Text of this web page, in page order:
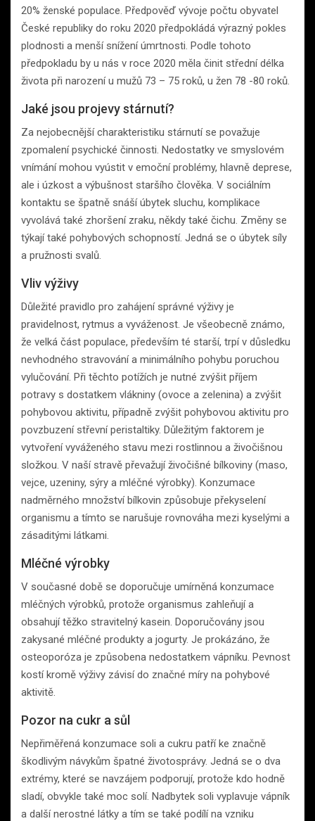
20% ženské populace. Předpověď vývoje počtu obyvatel
České republiky do roku 2020 předpokládá výrazný pokles
plodnosti a menší snížení úmrtnosti. Podle tohoto
předpokladu by u nás v roce 2020 měla činit střední délka
života při narození u mužů 73 – 75 roků, u žen 78 -80 roků.
Jaké jsou projevy stárnutí?
Za nejobecnější charakteristiku stárnutí se považuje
zpomalení psychické činnosti. Nedostatky ve smyslovém
vnímání mohou vyústit v emoční problémy, hlavně deprese,
ale i úzkost a výbušnost staršího člověka. V sociálním
kontaktu se špatně snáší úbytek sluchu, komplikace
vyvolává také zhoršení zraku, někdy také čichu. Změny se
týkají také pohybových schopností. Jedná se o úbytek síly
a pružnosti svalů.
Vliv výživy
Důležité pravidlo pro zahájení správné výživy je
pravidelnost, rytmus a vyváženost. Je všeobecně známo,
že velká část populace, především té starší, trpí v důsledku
nevhodného stravování a minimálního pohybu poruchou
vylučování. Při těchto potížích je nutné zvýšit příjem
potravy s dostatkem vlákniny (ovoce a zelenina) a zvýšit
pohybovou aktivitu, případně zvýšit pohybovou aktivitu pro
povzbuzení střevní peristaltiky. Důležitým faktorem je
vytvoření vyváženého stavu mezi rostlinnou a živočišnou
složkou. V naší stravě převažují živočišné bílkoviny (maso,
vejce, uzeniny, sýry a mléčné výrobky). Konzumace
nadměrného množství bílkovin způsobuje překyselení
organismu a tímto se narušuje rovnováha mezi kyselými a
zásaditými látkami.
Mléčné výrobky
V současné době se doporučuje umírněná konzumace
mléčných výrobků, protože organismus zahleňují a
obsahují těžko stravitelný kasein. Doporučovány jsou
zakysané mléčné produkty a jogurty. Je prokázáno, že
osteoporóza je způsobena nedostatkem vápníku. Pevnost
kostí kromě výživy závisí do značné míry na pohybové
aktivitě.
Pozor na cukr a sůl
Nepřiměřená konzumace soli a cukru patří ke značně
škodlivým návykům špatné životosprávy. Jedná se o dva
extrémy, které se navzájem podporují, protože kdo hodně
sladí, obvykle také moc solí. Nadbytek soli vyplavuje vápník
a další nerostné látky a tím se také podílí na vzniku